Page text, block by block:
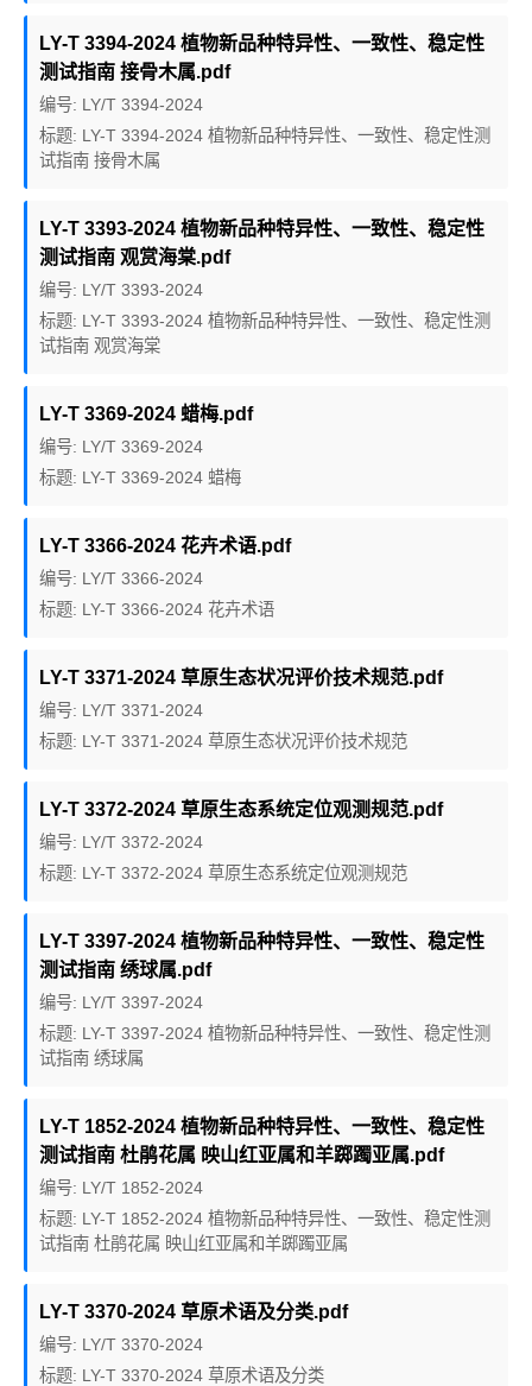
LY-T 3394-2024 植物新品种特异性、一致性、稳定性
测试指南 接骨木属.pdf
编号: LY/T 3394-2024
标题: LY-T 3394-2024 植物新品种特异性、一致性、稳定性测
试指南 接骨木属
LY-T 3393-2024 植物新品种特异性、一致性、稳定性
测试指南 观赏海棠.pdf
编号: LY/T 3393-2024
标题: LY-T 3393-2024 植物新品种特异性、一致性、稳定性测
试指南 观赏海棠
LY-T 3369-2024 蜡梅.pdf
编号: LY/T 3369-2024
标题: LY-T 3369-2024 蜡梅
LY-T 3366-2024 花卉术语.pdf
编号: LY/T 3366-2024
标题: LY-T 3366-2024 花卉术语
LY-T 3371-2024 草原生态状况评价技术规范.pdf
编号: LY/T 3371-2024
标题: LY-T 3371-2024 草原生态状况评价技术规范
LY-T 3372-2024 草原生态系统定位观测规范.pdf
编号: LY/T 3372-2024
标题: LY-T 3372-2024 草原生态系统定位观测规范
LY-T 3397-2024 植物新品种特异性、一致性、稳定性
测试指南 绣球属.pdf
编号: LY/T 3397-2024
标题: LY-T 3397-2024 植物新品种特异性、一致性、稳定性测
试指南 绣球属
LY-T 1852-2024 植物新品种特异性、一致性、稳定性
测试指南 杜鹃花属 映山红亚属和羊踯躅亚属.pdf
编号: LY/T 1852-2024
标题: LY-T 1852-2024 植物新品种特异性、一致性、稳定性测
试指南 杜鹃花属 映山红亚属和羊踯躅亚属
LY-T 3370-2024 草原术语及分类.pdf
编号: LY/T 3370-2024
标题: LY-T 3370-2024 草原术语及分类